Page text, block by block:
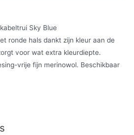
Sky Blue
ronde hals dankt zijn kleur aan de
voor wat extra kleurdiepte.
vrije fijn merinowol. Beschikbaar